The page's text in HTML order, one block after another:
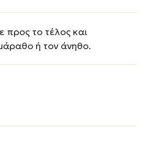
προς το τέλος και
ή τον άνηθο.